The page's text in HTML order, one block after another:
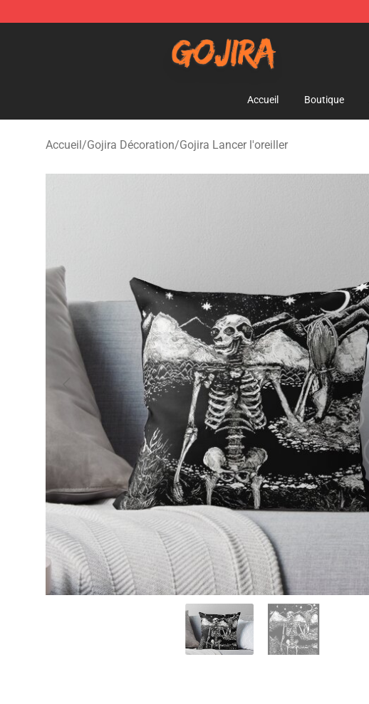
Accueil Boutique
Accueil/Gojira Décoration/Gojira Lancer l'oreiller